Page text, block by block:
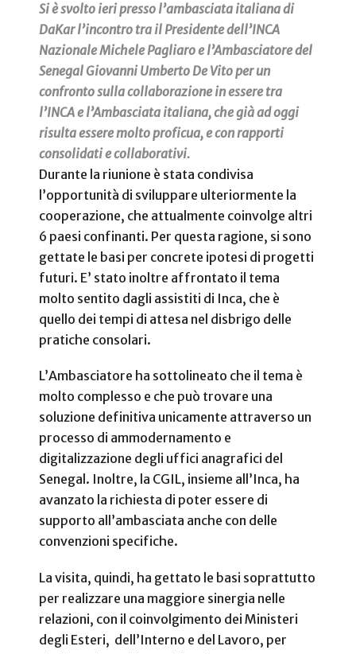
Si è svolto ieri presso l’ambasciata italiana di
DaKar l’incontro tra il Presidente dell’INCA
Nazionale Michele Pagliaro e l’Ambasciatore del
Senegal Giovanni Umberto De Vito per un
confronto sulla collaborazione in essere tra
l’INCA e l’Ambasciata italiana, che già ad oggi
risulta essere molto proficua, e con rapporti
consolidati e collaborativi.
Durante la riunione è stata condivisa
l’opportunità di sviluppare ulteriormente la
cooperazione, che attualmente coinvolge altri
6 paesi confinanti. Per questa ragione, si sono
gettate le basi per concrete ipotesi di progetti
futuri. E’ stato inoltre affrontato il tema
molto sentito dagli assistiti di Inca, che è
quello dei tempi di attesa nel disbrigo delle
pratiche consolari.
L’Ambasciatore ha sottolineato che il tema è
molto complesso e che può trovare una
soluzione definitiva unicamente attraverso un
processo di ammodernamento e
digitalizzazione degli uffici anagrafici del
Senegal. Inoltre, la CGIL, insieme all’Inca, ha
avanzato la richiesta di poter essere di
supporto all’ambasciata anche con delle
convenzioni specifiche.
La visita, quindi, ha gettato le basi soprattutto
per realizzare una maggiore sinergia nelle
relazioni, con il coinvolgimento dei Ministeri
degli Esteri, dell’Interno e del Lavoro, per